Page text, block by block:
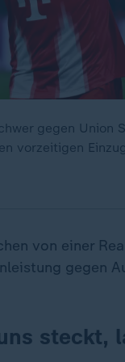
gegen Union
vorzeitigen
von einer
gegen
steckt,